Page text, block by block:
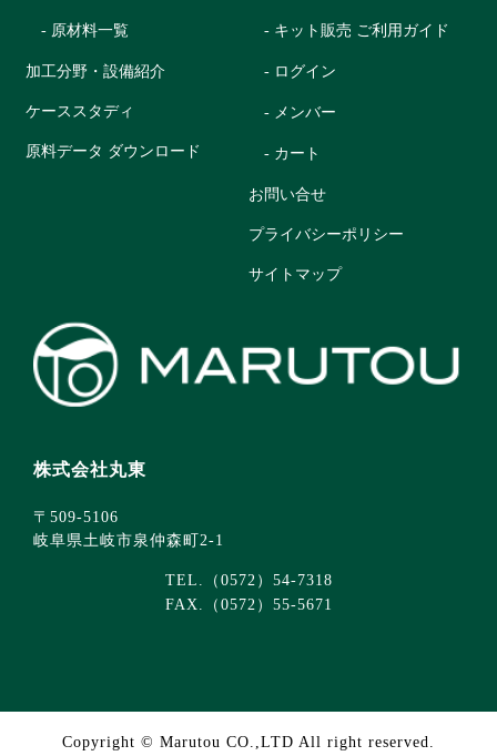
- 原材料一覧
加工分野・設備紹介
ケーススタディ
原料データ ダウンロード
- キット販売 ご利用ガイド
- ログイン
- メンバー
- カート
お問い合せ
プライバシーポリシー
サイトマップ
株式会社丸東
〒509-5106
岐阜県土岐市泉仲森町2-1
TEL.（0572）54-7318
FAX.（0572）55-5671
Copyright © Marutou CO.,LTD All right reserved.